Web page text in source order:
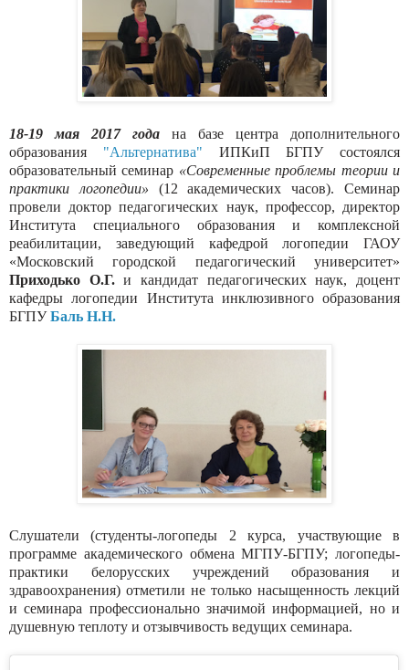
18-19 мая 2017 года на базе центра дополнительного
образования "Альтернатива" ИПКиП БГПУ состоялся
образовательный семинар «Современные проблемы теории и
практики логопедии» (12 академических часов). Семинар
провели доктор педагогических наук, профессор, директор
Института специального образования и комплексной
реабилитации, заведующий кафедрой логопедии ГАОУ
«Московский городской педагогический университет»
Приходько О.Г.и
кандидат педагогических наук, доцент
кафедры логопедии Института инклюзивного образования
БГПУБаль Н.Н.
Слушатели (студенты-логопеды 2 курса, участвующие в
программе академического обмена МГПУ-БГПУ; логопеды-
практики белорусских учреждений образования и
здравоохранения) отметили не только насыщенность лекций
и семинара профессионально значимой информацией, но и
душевную теплоту и отзывчивость ведущих семинара.